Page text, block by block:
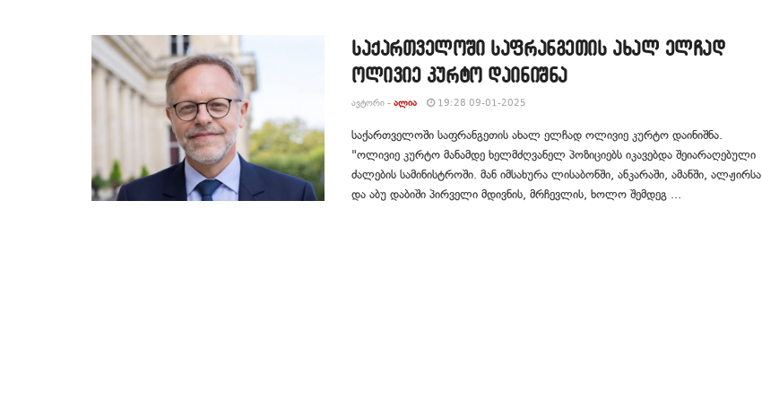
საქართველოში საფრანგეთის ახალ ელჩად
ოლივიე კურტო დაინიშნა
ᲐᲕᲢᲝᲠᲘ - ᲐᲚᲘᲐ 19:28 09-01-2025
საქართველოში საფრანგეთის ახალ ელჩად ოლივიე კურტო დაინიშნა.
"ოლივიე კურტო მანამდე ხელმძღვანელ პოზიციებს იკავებდა შეიარაღებული
ძალების სამინისტროში. მან იმსახურა ლისაბონში, ანკარაში, ამანში, ალჟირსა
და აბუ დაბიში პირველი მდივნის, მრჩევლის, ხოლო შემდეგ ...